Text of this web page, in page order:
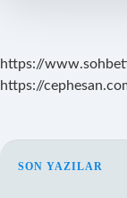
https://
https://
SON YAZILAR